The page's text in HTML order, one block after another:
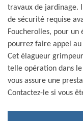
travaux de jardinage.
de sécurité requise
Foucherolles, pour un
pourrez faire appel au
Cet élagueur
telle opération dans le
vous assure une
Contactez-le si vous